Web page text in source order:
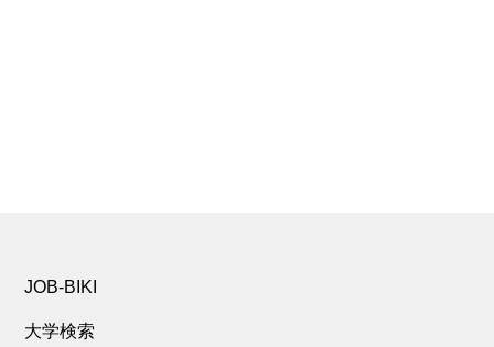
JOB-BIKI
大学検索